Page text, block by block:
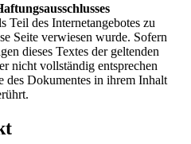
Teil des Internetangebotes zu
Seite verwiesen wurde. Sofern
dieses Textes der geltenden
nicht vollständig entsprechen
des Dokumentes in ihrem Inhalt